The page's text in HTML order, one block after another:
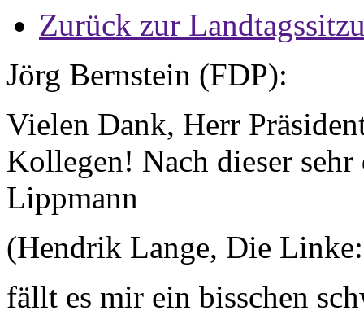
Zurück zur
Jörg Bernstein (FDP):
Vielen Dank, Herr
Kollegen! Nach dieser
Lippmann
(Hendrik Lange, Die
fällt es mir ein bisschen